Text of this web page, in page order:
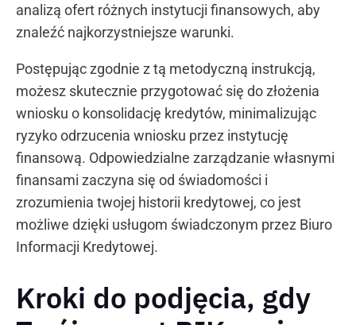
analizą ofert różnych instytucji finansowych, aby
znaleźć najkorzystniejsze warunki.
Postępując zgodnie z tą metodyczną instrukcją,
możesz skutecznie przygotować się do złożenia
wniosku o konsolidację kredytów, minimalizując
ryzyko odrzucenia wniosku przez instytucję
finansową. Odpowiedzialne zarządzanie własnymi
finansami zaczyna się od świadomości i
zrozumienia twojej historii kredytowej, co jest
możliwe dzięki usługom świadczonym przez Biuro
Informacji Kredytowej.
Kroki do podjęcia, gdy